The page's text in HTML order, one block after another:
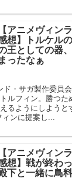
【アニメヴィン
想】トルケル
王としての器
まったなぁ
・サガ製作委員
ルフィン。勝つた
るようにしようと
ンに提案し...
【アニメヴィン
想】戦が終わ
下と一緒に鳥